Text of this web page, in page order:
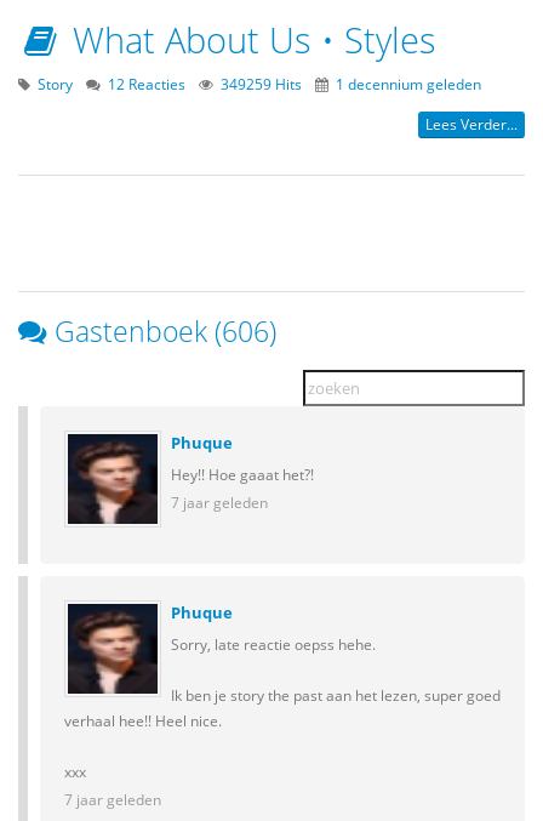
What About Us • Styles
Story 12 Reacties 349259 Hits 1 decennium geleden
Lees Verder...
Gastenboek (606)
Phuque
Hey!! Hoe gaaat het?!
7 jaar geleden
Phuque
Sorry, late reactie oepss hehe.
Ik ben je story the past aan het lezen, super goed
verhaal hee!! Heel nice.
xxx
7 jaar geleden